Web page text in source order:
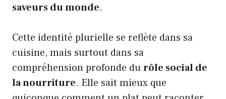
saveurs du monde.
Cette identité plurielle se reflète dans sa
cuisine, mais surtout dans sa
compréhension profonde durôle social de
la nourriture. Elle sait mieux que